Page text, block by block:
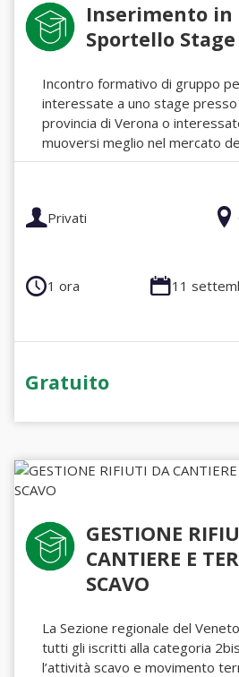
Inserimento in
Sportello Stage
Incontro formativo di gruppo
interessate a uno stage presso
provincia di Verona o
muoversi meglio nel mercato
Privati
1 ora 11
Gratuito
GESTIONE
CANTIERE E
SCAVO
La Sezione regionale del
tutti gli iscritti alla categoria
l’attività scavo e movimento